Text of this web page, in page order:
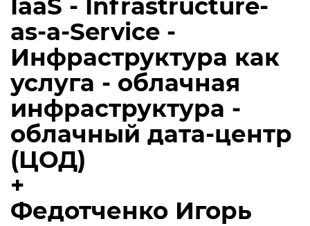
IaaS - Infrastructure-
as-a-Service -
Инфраструктура как
услуга - облачная
инфраструктура -
облачный дата-центр
(ЦОД)
+
Федотченко Игорь